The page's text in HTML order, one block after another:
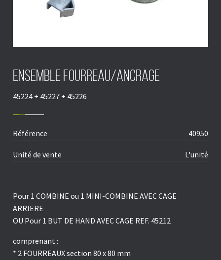
Ensemble fourreau/ancrage
45224 + 45227 + 45226
Référence 40950
Unité de vente L'unité
Pour 1 COMBINE ou 1 MINI-COMBINE AVEC CAGE
ARRIERE
OU Pour 1 BUT DE HAND AVEC CAGE REF. 45212
comprenant :
* 2 FOURREAUX section 80 x 80 mm